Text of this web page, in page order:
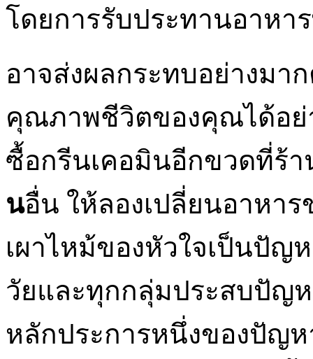
โดยการรับประทานอาหา
อาจส่งผลกระทบอย่างม
คุณภาพชีวิตของคุณได้อ
ซื้อกรีนเคอมินอีกขวดที่ร้
นอื่น ให้ลองเปลี่ยนอาหา
เผาไหม้ของหัวใจเป็นปั
วัยและทุกกลุ่มประสบปัญห
หลักประการหนึ่งของปัญ